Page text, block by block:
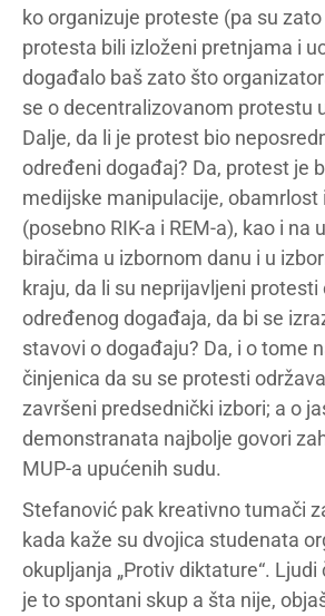
ko organizuje proteste (pa su
protesta bili izloženi pretnjama i
događalo baš zato što
se o decentralizovanom protestu
Dalje, da li je protest bio
određeni događaj? Da, protest je
medijske manipulacije, obamrlost
(posebno RIK-a i REM-a), kao i na
biračima u izbornom danu i u
kraju, da li su neprijavljeni protesti
određenog događaja, da bi se
stavovi o događaju? Da, i o tome
činjenica da su se protesti
završeni predsednički izbori; a o
demonstranata najbolje govori
MUP-a upućenih sudu.
Stefanović pak kreativno tumači
kada kaže su dvojica studenata
okupljanja „Protiv diktature“.
je to spontani skup a šta nije,